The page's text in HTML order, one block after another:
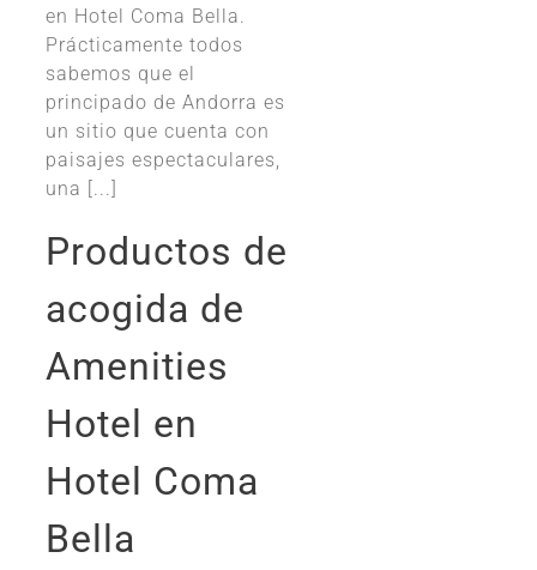
en Hotel Coma Bella.
Prácticamente todos
sabemos que el
principado de Andorra es
un sitio que cuenta con
paisajes espectaculares,
una [...]
Productos de
acogida de
Amenities
Hotel en
Hotel Coma
Bella